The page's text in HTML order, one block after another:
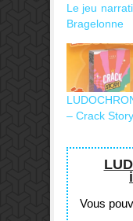
Le jeu
Bragelonne
– Crack Story
Vous